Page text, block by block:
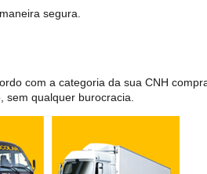
segura.
com a categoria da sua CNH
qualquer burocracia.